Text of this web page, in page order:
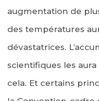
augmentation de
des températures
dévastatrices.
scientifiques les
cela. Et certains